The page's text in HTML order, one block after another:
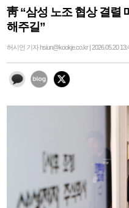
靑 “삼성 노조 협상 결렬
해주길”
허시언 기자 hsiun@kookje.co.kr | 2026.05.20